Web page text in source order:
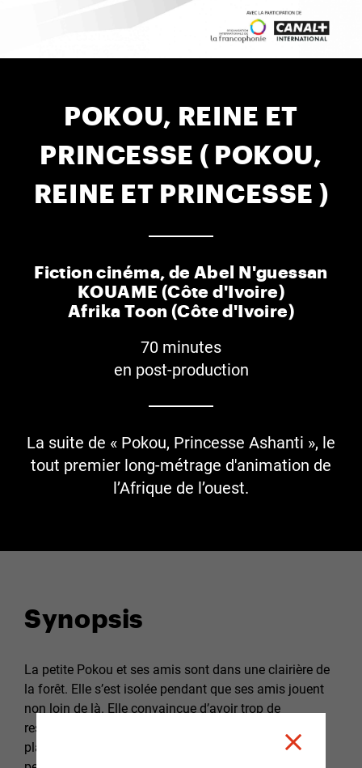
POKOU, REINE ET
PRINCESSE ( POKOU,
REINE ET PRINCESSE )
Fiction cinéma, de Abel N'guessan
KOUAME (Côte d'Ivoire)
Afrika Toon (Côte d'Ivoire)
70 minutes
en post-production
La suite de « Pokou, Princesse Ashanti », le
tout premier long-métrage d'animation de
l’Afrique de l’ouest.
Synopsis
La petite Pokou et ses amis sont dans une clairière de
la forêt. Elle s’est isolée pendant que ses amis jouent
non loin de là. Elle convaincue d’avoir trop de
responsabilités en tant que Komian (études des
plantes et de la nature). Soudain, les enfants sont